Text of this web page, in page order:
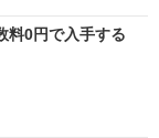
料0円で入手する